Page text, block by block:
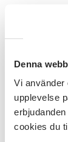
Denna
Vi använder
upplevelse
cookies du
sön 23
fre 4
lör 5
sön 6
fre 18
lör 19